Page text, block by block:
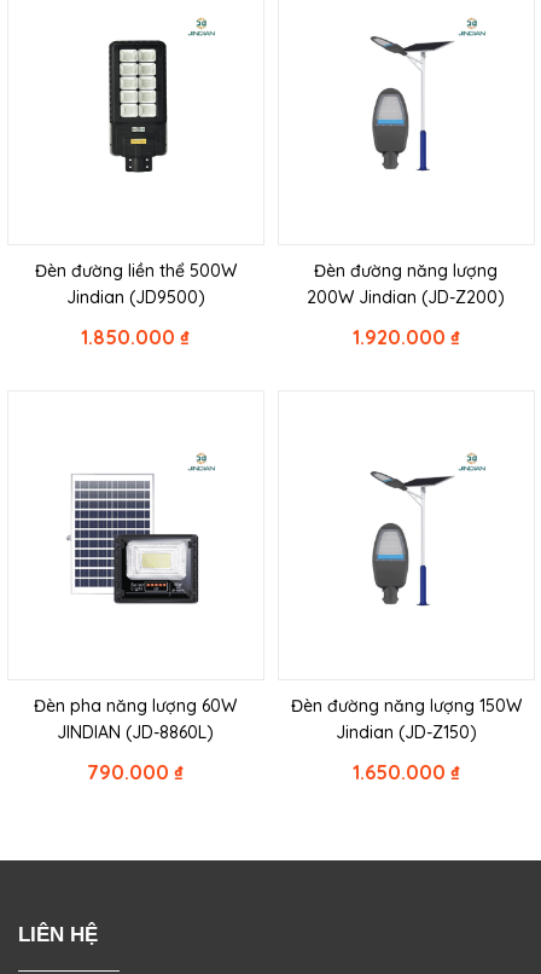
Đèn đường liền thể 500W
Jindian (JD9500)
1.850.000 ₫
Đèn đường năng lượng
200W Jindian (JD-Z200)
1.920.000 ₫
Đèn pha năng lượng 60W
JINDIAN (JD-8860L)
790.000 ₫
Đèn đường năng lượng 150W
Jindian (JD-Z150)
1.650.000 ₫
LIÊN HỆ